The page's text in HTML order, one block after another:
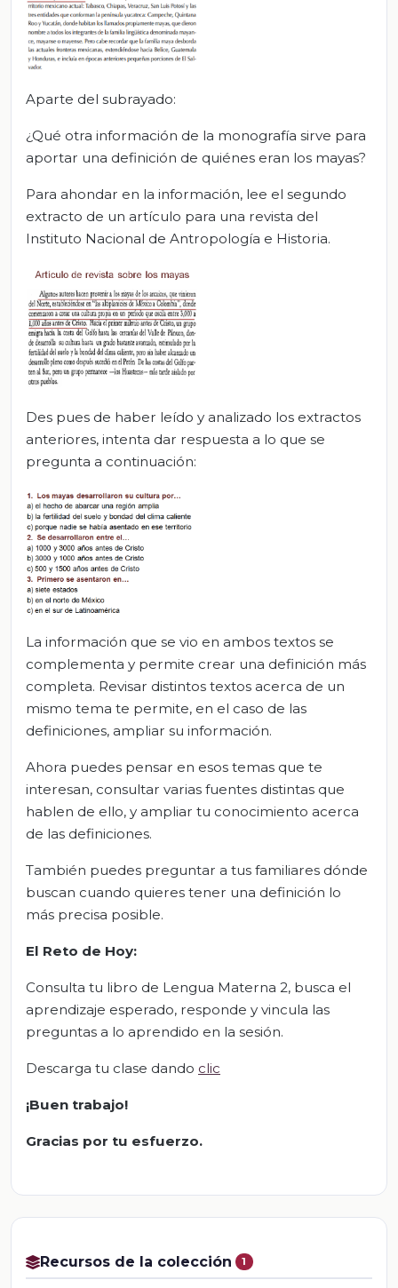
Aparte del subrayado:
¿Qué otra información de la monografía sirve para
aportar una definición de quiénes eran los mayas?
Para ahondar en la información, lee el segundo
extracto de un artículo para una revista del
Instituto Nacional de Antropología e Historia.
Des pues de haber leído y analizado los extractos
anteriores, intenta dar respuesta a lo que se
pregunta a continuación:
La información que se vio en ambos textos se
complementa y permite crear una definición más
completa. Revisar distintos textos acerca de un
mismo tema te permite, en el caso de las
definiciones, ampliar su información.
Ahora puedes pensar en esos temas que te
interesan, consultar varias fuentes distintas que
hablen de ello, y ampliar tu conocimiento acerca
de las definiciones.
También puedes preguntar a tus familiares dónde
buscan cuando quieres tener una definición lo
más precisa posible.
El Reto de Hoy:
Consulta tu libro de Lengua Materna 2, busca el
aprendizaje esperado, responde y vincula las
preguntas a lo aprendido en la sesión.
Descarga tu clase dando clic
¡Buen trabajo!
Gracias por tu esfuerzo.
Recursos de la colección 1